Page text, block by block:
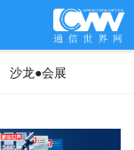
沙龙●会展